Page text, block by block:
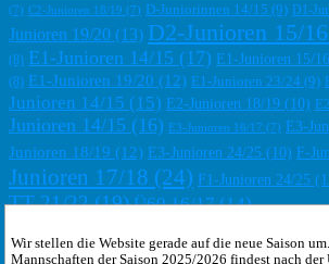
(7) C2-Junioren 18/19 (7) D-Juniorinnen 14/15 (9) D1-
Junioren 19/20 (13) D2-Junioren 15/16
(8) E1-Junioren 14/15 (17) E1-Junioren 15/16
(8) E1-Junioren 19/20 (12) E1-Junioren 23/24 (9)
Junioren 14/15 (15) E2-Junioren 18/19 (10)
Junioren 14/15 (16) E3-Junioren 16/17 (7) E3-
Junioren 18/19 (12) E3-Junioren 24/25 (10) F-
Junioren 17/18 (24) F1-Junioren 24/25
TT 21/22(19) Ü60 16/17(14)
Wir stellen die Website gerade auf die neue Saison
Mannschaften der Saison 2025/2026 findest nach
Kontakt·Impressum·Datenschutz·